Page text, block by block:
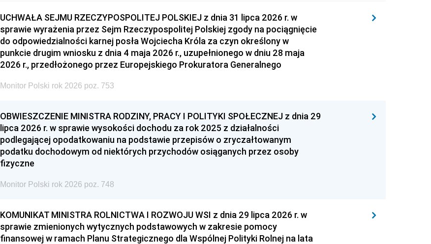
UCHWAŁA SEJMU RZECZYPOSPOLITEJ POLSKIEJ z dnia 31 lipca 2026 r. w
sprawie wyrażenia przez Sejm Rzeczypospolitej Polskiej zgody na pociągnięcie
do odpowiedzialności karnej posła Wojciecha Króla za czyn określony w
punkcie drugim wniosku z dnia 4 maja 2026 r., uzupełnionego w dniu 28 maja
2026 r., przedłożonego przez Europejskiego Prokuratora Generalnego
Monitor Polski rok 2026 poz. 753
OBWIESZCZENIE MINISTRA RODZINY, PRACY I POLITYKI SPOŁECZNEJ z dnia 29
lipca 2026 r. w sprawie wysokości dochodu za rok 2025 z działalności
podlegającej opodatkowaniu na podstawie przepisów o zryczałtowanym
podatku dochodowym od niektórych przychodów osiąganych przez osoby
fizyczne
Monitor Polski rok 2026 poz. 748
KOMUNIKAT MINISTRA ROLNICTWA I ROZWOJU WSI z dnia 29 lipca 2026 r. w
sprawie zmienionych wytycznych podstawowych w zakresie pomocy
finansowej w ramach Planu Strategicznego dla Wspólnej Polityki Rolnej na lata